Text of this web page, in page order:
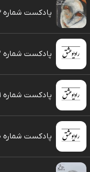
پادکست شماره ۷۳
پادکست شماره ۷۲
پادکست شماره ۷۱
پادکست شماره ۷۰